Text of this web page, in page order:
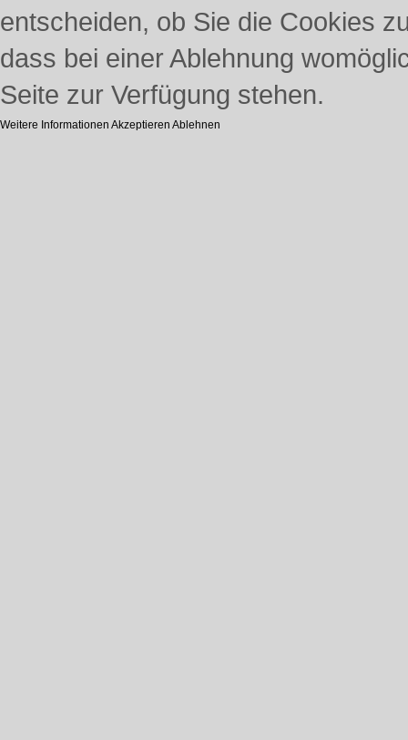
entscheiden, ob Sie die Cookies
dass bei einer Ablehnung
Seite zur Verfügung stehen.
Weitere Informationen Akzeptieren Ablehnen